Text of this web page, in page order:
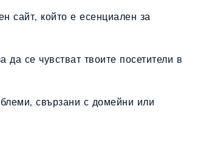
сайт, който е есенциален за
се чувстват твоите посетители в
свързани с домейни или